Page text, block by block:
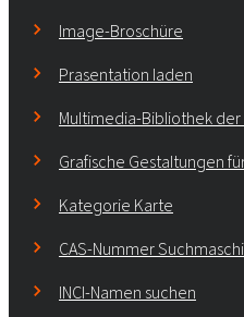
Image-Broschüre
Prasentation laden
Multimedia-Bibliothek der
Grafische Gestaltungen
Kategorie Karte
CAS-Nummer
INCI-Namen suchen